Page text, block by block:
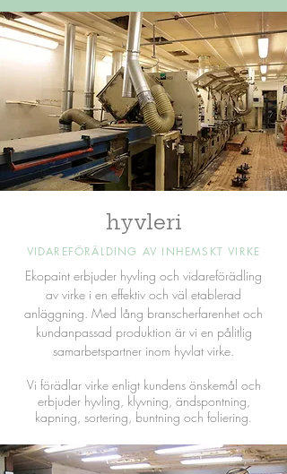
hyvleri
VIDAREFÖRÄLDING AV INHEMSKT VIRKE
Ekopaint erbjuder hyvling och vidareförädling
av virke i en effektiv och väl etablerad
anläggning. Med lång branscherfarenhet och
kundanpassad produktion är vi en pålitlig
samarbetspartner inom hyvlat virke.
Vi förädlar virke enligt kundens önskemål och
erbjuder hyvling, klyvning, ändspontning,
kapning, sortering, buntning och foliering.